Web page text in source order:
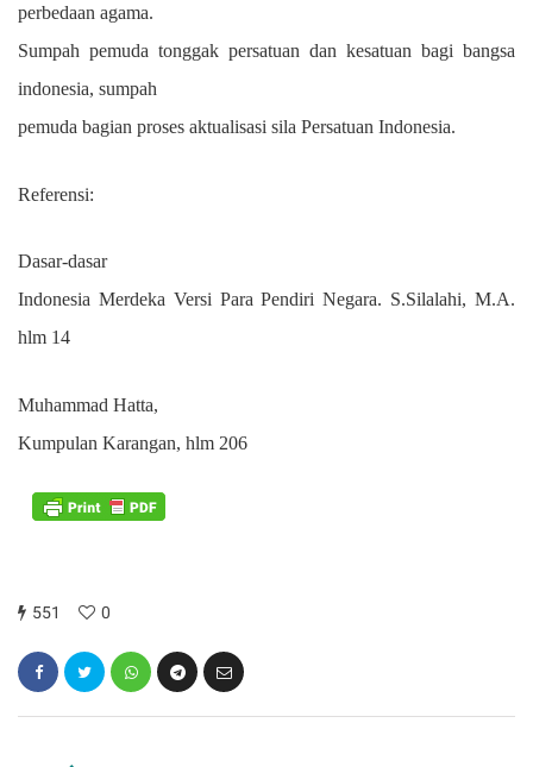
perbedaan agama.
Sumpah pemuda tonggak persatuan dan kesatuan bagi bangsa
indonesia, sumpah
pemuda bagian proses aktualisasi sila Persatuan Indonesia.
Referensi:
Dasar-dasar
Indonesia Merdeka Versi Para Pendiri Negara. S.Silalahi, M.A.
hlm 14
Muhammad Hatta,
Kumpulan Karangan, hlm 206
551 0